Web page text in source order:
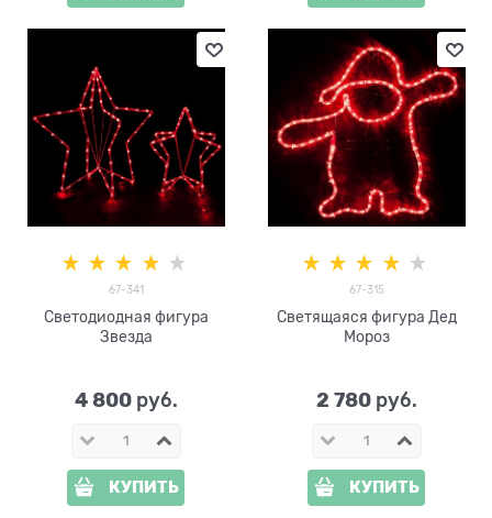
67-341
Светодиодная фигура
Звезда
4 800 руб.
КУПИТЬ
67-315
Светящаяся фигура Дед
Мороз
2 780 руб.
КУПИТЬ